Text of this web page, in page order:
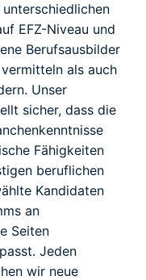
EFZ-Niveau und
Berufsausbilder
als auch
Unser
sicher, dass die
Fähigkeiten
beruflichen
Kandidaten
an
Seiten
Jeden
wir neue